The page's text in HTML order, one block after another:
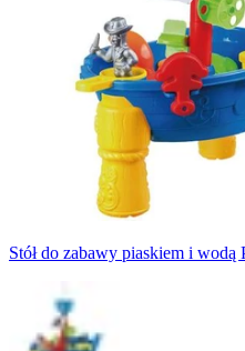
Stół do zabawy piaskiem i wodą